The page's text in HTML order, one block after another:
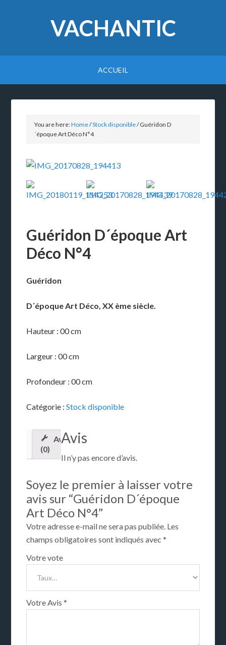
VACHANTIC
ACCUEIL
You are here:Home/Stock disponible/Guéridon D
´époque Art Déco N°4
Guéridon D´époque Art
Déco N°4
Guéridon
D´époque Art Déco, XX ème siècle.
Hauteur : 00 cm
Largeur : 00 cm
Profondeur : 00 cm
Catégorie :Stock disponible
Avis
(0)
Avis
Il n’y pas encore d’avis.
Soyez le premier à laisser votre
avis sur “Guéridon D´époque
Art Déco N°4”
Votre adresse e-mail ne sera pas publiée. Les
champs obligatoires sont indiqués avec*
Votre vote
Votre Avis*